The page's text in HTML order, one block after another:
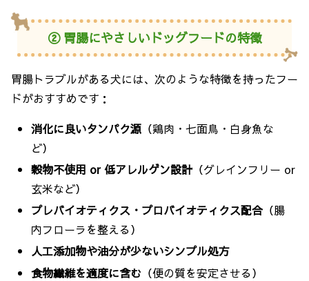
② 胃腸にやさしいドッグフードの特徴
胃腸トラブルがある犬には、次のような特徴を持ったフー
ドがおすすめです：
消化に良いタンパク源 （鶏肉・七面鳥・白身魚な
ど）
穀物不使用 or 低アレルゲン設計 （グレインフリー or
玄米など）
プレバイオティクス・プロバイオティクス配合 （腸
内フローラを整える）
人工添加物や油分が少ないシンプル処方
食物繊維を適度に含む （便の質を安定させる）